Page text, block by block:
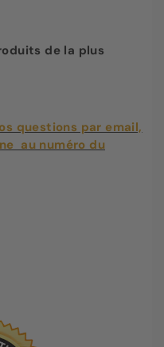
de la plus
questions par email,
au numéro du